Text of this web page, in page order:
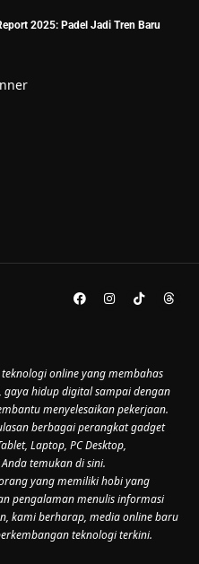
2025: Padel Jadi Tren Baru
online yang membahas
hidup digital sampai dengan
menyelesaikan pekerjaan.
berbagai perangkat gadget
Laptop, PC Desktop,
temukan di sini.
yang memiliki hobi yang
pengalaman menulis informasi
kami berharap, media online baru
teknologi terkini.